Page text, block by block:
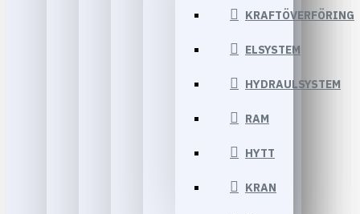
KRAFTÖVERFÖRING
ELSYSTEM
HYDRAULSYSTEM
RAM
HYTT
KRAN